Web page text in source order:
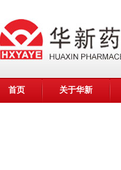
首页 关于华新